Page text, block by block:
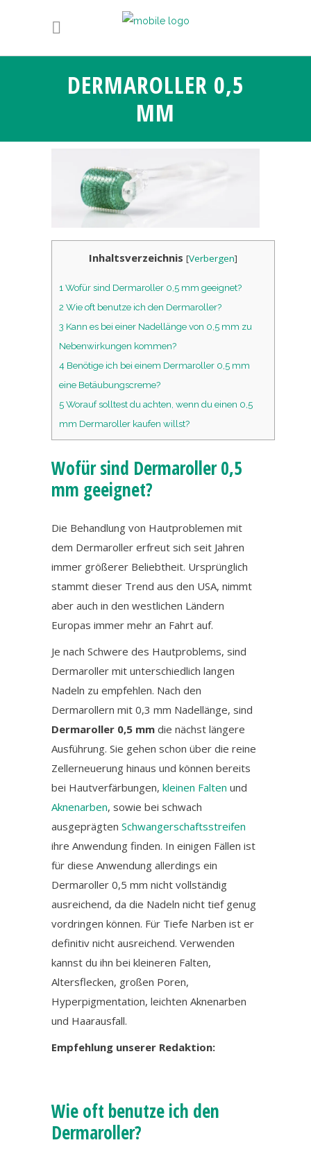
DERMAROLLER 0,5
MM
Inhaltsverzeichnis [Verbergen]
1 Wofür sind Dermaroller 0,5 mm geeignet?
2 Wie oft benutze ich den Dermaroller?
3 Kann es bei einer Nadellänge von 0,5 mm zu
Nebenwirkungen kommen?
4 Benötige ich bei einem Dermaroller 0,5 mm
eine Betäubungscreme?
5Worauf solltest du achten, wenn du einen 0,5
mm Dermaroller kaufen willst?
Wofür sind Dermaroller 0,5
mm geeignet?
Die Behandlung von Hautproblemen mit
dem Dermaroller erfreut sich seit Jahren
immer größerer Beliebtheit. Ursprünglich
stammt dieser Trend aus den USA, nimmt
aber auch in den westlichen Ländern
Europas immer mehr an Fahrt auf.
Je nach Schwere des Hautproblems, sind
Dermaroller mit unterschiedlich langen
Nadeln zu empfehlen. Nach den
Dermarollern mit 0,3 mm Nadellänge, sind
Dermaroller 0,5 mm die nächst längere
Ausführung. Sie gehen schon über die reine
Zellerneuerung hinaus und können bereits
bei Hautverfärbungen, kleinen Falten und
Aknenarben, sowie bei schwach
ausgeprägten Schwangerschaftsstreifen
ihre Anwendung finden. In einigen Fällen ist
für diese Anwendung allerdings ein
Dermaroller 0,5 mm nicht vollständig
ausreichend, da die Nadeln nicht tief genug
vordringen können. Für Tiefe Narben ist er
definitiv nicht ausreichend. Verwenden
kannst du ihn bei kleineren Falten,
Altersflecken, großen Poren,
Hyperpigmentation, leichten Aknenarben
und Haarausfall.
Empfehlung unserer Redaktion:
Wie oft benutze ich den
Dermaroller?